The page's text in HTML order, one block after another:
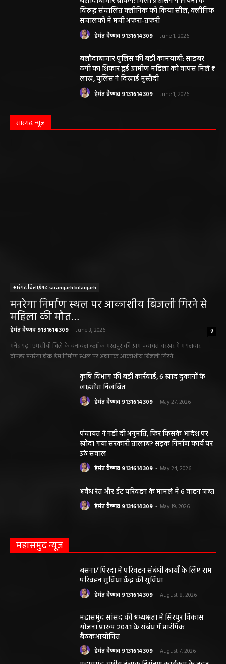
विरुद्ध संचालित क्लीनिक को किया सील, क्लीनिक
संचालकों में मची अफरा-तफरी
हेमंत वैष्णव 9131614309 - June 1, 2026
बलौदाबाजार पुलिस की बड़ी कामयाबी: साइबर
ठगी का शिकार हुई ग्रामीण महिला को वापस मिले ₹1
लाख, पुलिस ने दिखाई मुस्तैदी
हेमंत वैष्णव 9131614309 - June 1, 2026
सारंगढ़ न्यूज़
सारंगढ़ बिलाईगढ़ sarangarh bilaigarh
मनरेगा निर्माण स्थल पर आकाशीय बिजली गिरने से
महिला की मौत…
हेमंत वैष्णव 9131614309 - June 3, 2026 0
मनेंद्रगढ़। एमसीबी जिले के वनांचल ब्लॉक भरतपुर की ग्राम पंचायत चरखर में मंगलवार
दोपहर मनरेगा चेक डेम निर्माण स्थल पर अचानक आकाशीय बिजली गिरने...
कृषि विभाग की बड़ी कार्रवाई, 6 खाद दुकानों के
लाइसेंस निलंबित
हेमंत वैष्णव 9131614309 - May 27, 2026
पंचायत ने नहीं दी अनुमति, फिर किसके आदेश पर
खोदा गया सरकारी तालाब? सड़क निर्माण कार्य पर
उठे सवाल
हेमंत वैष्णव 9131614309 - May 24, 2026
अवैध रेत और ईंट परिवहन के मामले में 6 वाहन जब्त
हेमंत वैष्णव 9131614309 - May 19, 2026
महासमुंद न्यूज़
बसना/ पिरदा में परिवहन संबंधी कार्यों के लिए राम
परिवहन सुविधा केंद्र की सुविधा
हेमंत वैष्णव 9131614309 - August 8, 2026
महासमुंद सांसद की अध्यक्षता में सिरपुर विकास
योजना प्रारूप 2041 के संबंध में प्रारंभिक
बैठकआयोजित
हेमंत वैष्णव 9131614309 - August 7, 2026